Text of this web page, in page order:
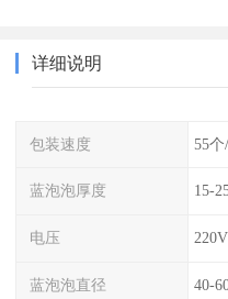
详细说明
包装速度 55
蓝泡泡厚度 15-
电压
蓝泡泡直径 40-